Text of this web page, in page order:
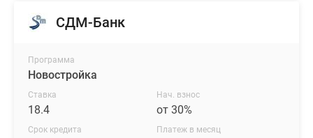
СДМ-Банк
Программа
Новостройка
Ставка
18.4
Нач. взнос
от 30%
Срок кредита Платеж в месяц